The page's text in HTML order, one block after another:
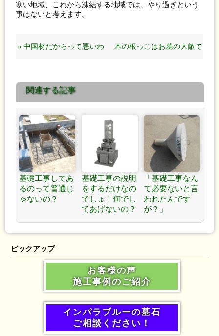
寒い地域、これから凍結する地域では、やり過ぎという
事はないと考えます。
« 中国材だからって悪いわ 木の根っこはお墓の大敵で
関連する記事
基礎工事してあ
るのって普通じ
ゃないの？
基礎工事の説明
をするだけなの
でしょ！何でし
てあげないの？
「基礎工事なん
て必要ないと言
われたんです
が？」
ピックアップ
お客様の声
施工事例のご紹介
インパラブルーの墓石
ご相談ください！